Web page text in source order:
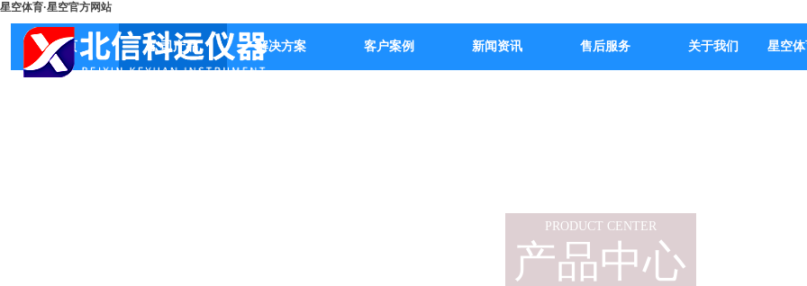
星空体育·星空官方网站
首页 公司产品 解决方案 客户案例 新闻资讯 售后服务 关于我们 星空体
产品中心
PRODUCT CENTER